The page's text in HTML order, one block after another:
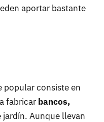
aportar bastante
popular consiste en
fabricar bancos,
Aunque llevan